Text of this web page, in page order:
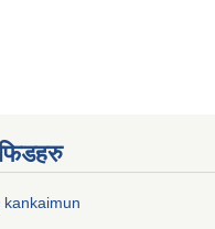
kankaimun